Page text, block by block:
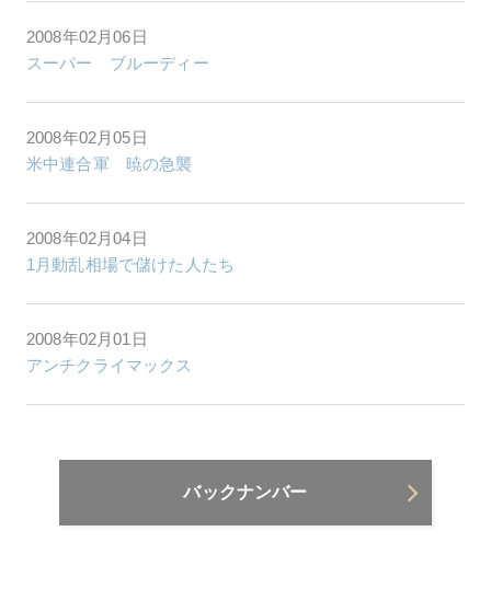
2008年02月06日
スーパー ブルーディー
2008年02月05日
米中連合軍 暁の急襲
2008年02月04日
1月動乱相場で儲けた人たち
2008年02月01日
アンチクライマックス
バックナンバー